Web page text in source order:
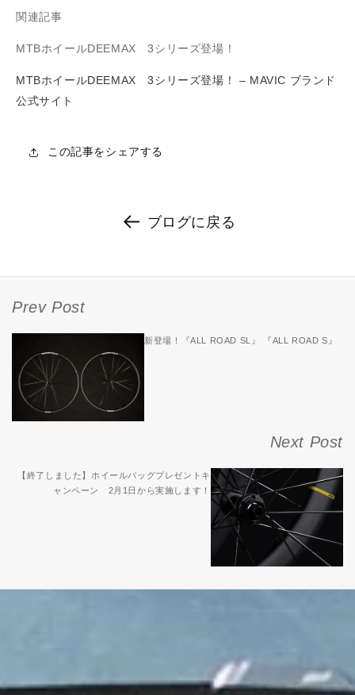
関連記事
MTBホイールDEEMAX 3シリーズ登場！
MTBホイールDEEMAX 3シリーズ登場！ – MAVIC ブランド
公式サイト
この記事をシェアする
ブログに戻る
Prev Post
新登場！『ALL ROAD SL』 『ALL ROAD S』
Next Post
【終了しました】ホイールバッグプレゼントキ
ャンペーン 2月1日から実施します！